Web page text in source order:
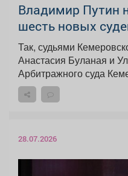
Владимир Путин
шесть новых
Так, судьями
Анастасия Буланая и
Арбитражного суда
28.07.2026